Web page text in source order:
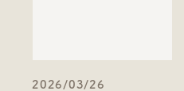
2026/03/26